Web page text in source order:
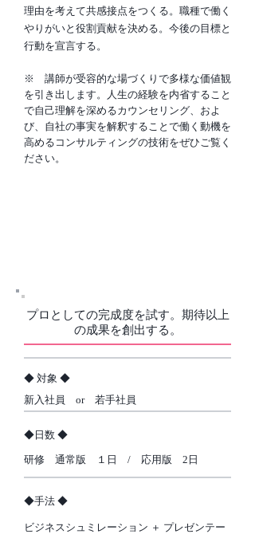
理由を考えて共感接点をつくる。職種で働く
やりがいと役割貢献を決める。今後の目標と
行動を宣言する。
※ 講師が受容的な場づくりで多様な価値観
を引き出します。人生の経験を内省すること
で自己理解を深めるカウンセリング、およ
び、自社の事実を解釈することで働く動機を
高めるコンサルティングの技術をぜひご覧く
ださい。
プロとしての完成度を試す。期待以上
の成果を創出する。
​◆ 対象 ◆
新入社員 or 若手社員
​◆日数 ◆
研修 通常版 １日 / 応用版 2日
​◆手法 ◆
ビジネスシュミレーション ＋ プレゼンテー